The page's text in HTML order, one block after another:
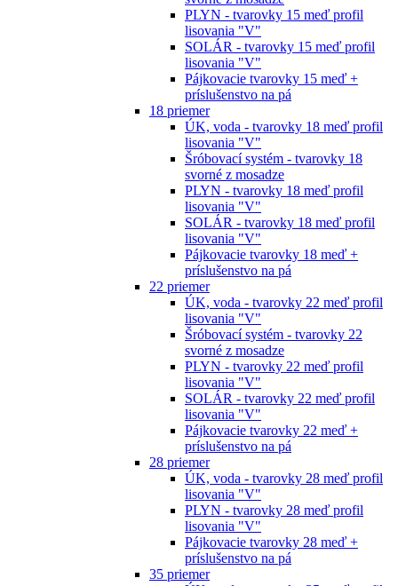
PLYN - tvarovky 15 meď profil
lisovania "V"
SOLÁR - tvarovky 15 meď profil
lisovania "V"
Pájkovacie tvarovky 15 meď +
príslušenstvo na pá
18 priemer
ÚK, voda - tvarovky 18 meď profil
lisovania "V"
Šróbovací systém - tvarovky 18
svorné z mosadze
PLYN - tvarovky 18 meď profil
lisovania "V"
SOLÁR - tvarovky 18 meď profil
lisovania "V"
Pájkovacie tvarovky 18 meď +
príslušenstvo na pá
22 priemer
ÚK, voda - tvarovky 22 meď profil
lisovania "V"
Šróbovací systém - tvarovky 22
svorné z mosadze
PLYN - tvarovky 22 meď profil
lisovania "V"
SOLÁR - tvarovky 22 meď profil
lisovania "V"
Pájkovacie tvarovky 22 meď +
príslušenstvo na pá
28 priemer
ÚK, voda - tvarovky 28 meď profil
lisovania "V"
PLYN - tvarovky 28 meď profil
lisovania "V"
Pájkovacie tvarovky 28 meď +
príslušenstvo na pá
35 priemer